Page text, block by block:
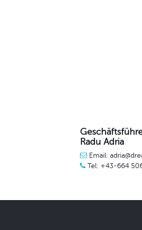
Radu Adria
Email:
Tel: +43-664